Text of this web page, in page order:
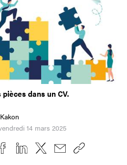
dans un CV.
14 mars 2025